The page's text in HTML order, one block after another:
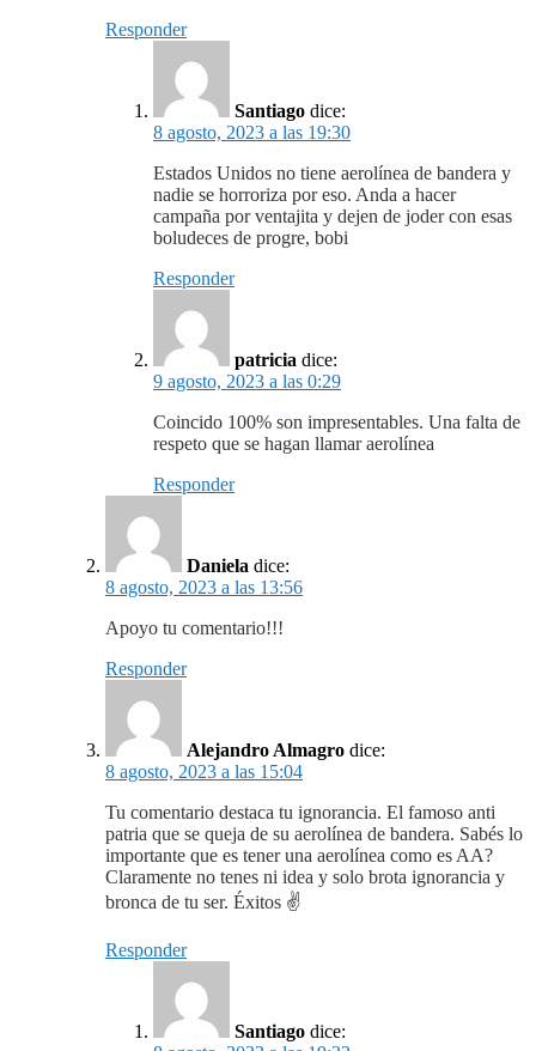
Responder
Santiago dice:
8 agosto, 2023 a las 19:30
Estados Unidos no tiene aerolínea de bandera y
nadie se horroriza por eso. Anda a hacer
campaña por ventajita y dejen de joder con esas
boludeces de progre, bobi
Responder
patricia dice:
9 agosto, 2023 a las 0:29
Coincido 100% son impresentables. Una falta de
respeto que se hagan llamar aerolínea
Responder
Daniela dice:
8 agosto, 2023 a las 13:56
Apoyo tu comentario!!!
Responder
Alejandro Almagro dice:
8 agosto, 2023 a las 15:04
Tu comentario destaca tu ignorancia. El famoso anti
patria que se queja de su aerolínea de bandera. Sabés lo
importante que es tener una aerolínea como es AA?
Claramente no tenes ni idea y solo brota ignorancia y
bronca de tu ser. Éxitos ✌️
Responder
Santiago dice: